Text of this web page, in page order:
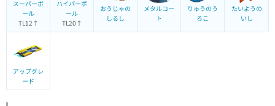
スーパーボ
ール
TL12↑
ハイパーボ
ール
TL20↑
おうじゃの
しるし
メタルコー
ト
りゅうのう
ろこ
たいようの
いし
アップグレ
ード